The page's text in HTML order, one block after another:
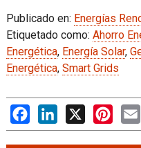
Publicado en: Energías
Etiquetado como: Ahorro
Energética, Energía Solar,
Energética, Smart Grids
FacebookLinkedIn
X